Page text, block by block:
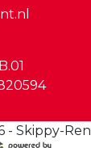
- Skippy-